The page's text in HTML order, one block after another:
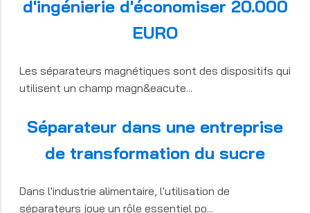
d'ingénierie d'économiser 20.000
EURO
Les séparateurs magnétiques sont des dispositifs qui
utilisent un champ magn&eacute...
Séparateur dans une entreprise
de transformation du sucre
Dans l'industrie alimentaire, l'utilisation de
séparateurs joue un rôle essentiel po...